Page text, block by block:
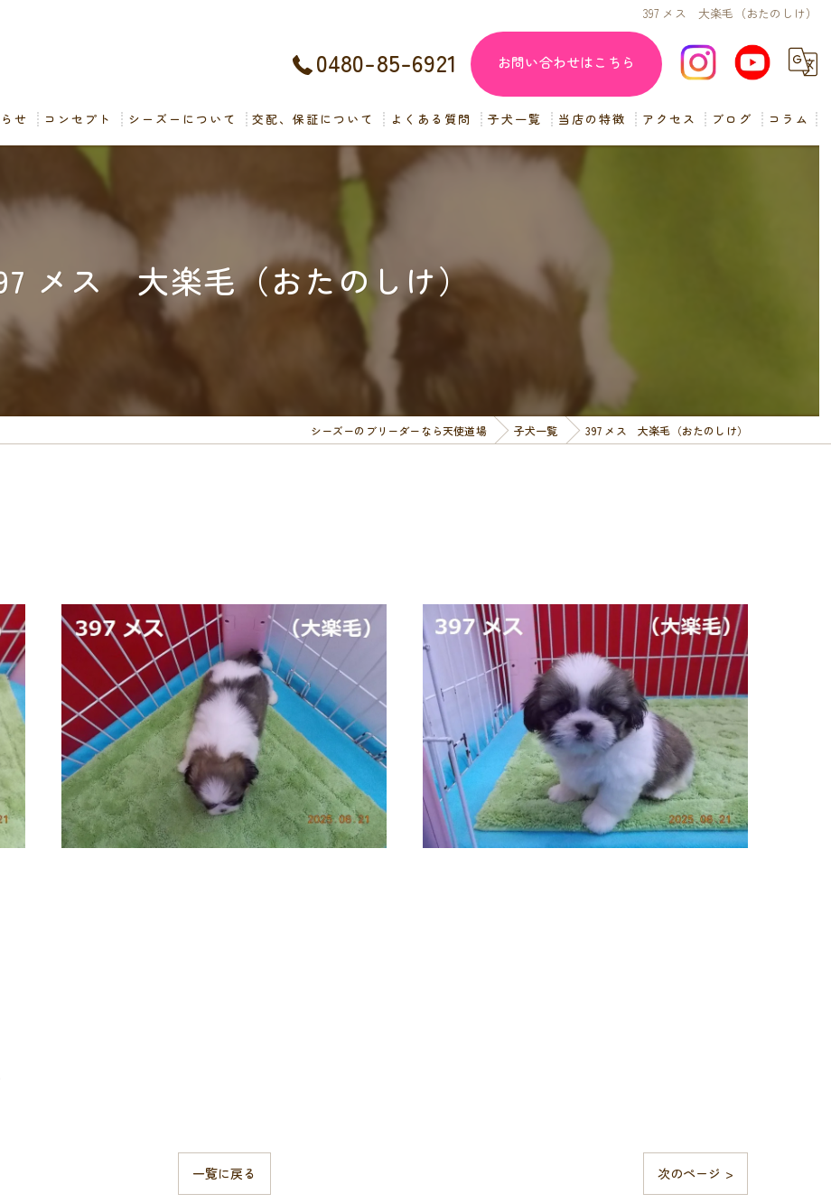
397 メス 大楽毛（おたのしけ）
0480-85-6921 お問い合わせはこちら
せ コンセプト シーズーについて 交配、保証について よくある質問 子犬一覧 当店の特徴
子犬販売
見学
アクセス ブログ コラム
メス 大楽毛（おたのしけ）
シーズーのブリーダーなら天使道場 子犬一覧 397 メス 大楽毛（おたのしけ）
一覧に戻る 次のページ >